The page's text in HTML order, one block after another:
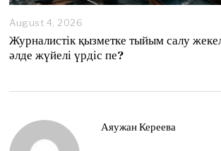
August 4, 2026
g
u
Журналистік қызметке тыйым салу
әлде жүйелі үрдіс пе?
Аяужан Кереева